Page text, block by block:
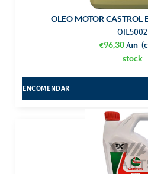
OLEO MOTOR CASTROL
OIL5002
€96,30 /un
stock
ENCOMENDAR